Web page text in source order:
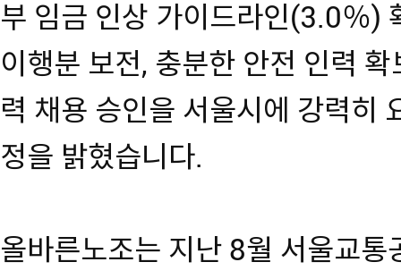
부 임금 인상 가이드라인(3.0％)
이행분 보전, 충분한 안전 인력
력 채용 승인을 서울시에 강력히
정을 밝혔습니다.
올바른노조는 지난 8월 서울교통